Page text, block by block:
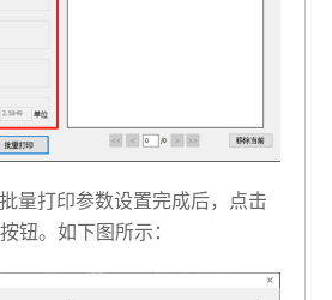
量打印参数设置完成后，点击
钮。如下图所示：